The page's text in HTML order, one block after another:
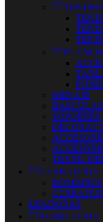
 
 
MENAJE
BASCULAS
TEXTIL
 CERRAJERIA
BOMBINES
LIJADORAS
 FERRETERIA